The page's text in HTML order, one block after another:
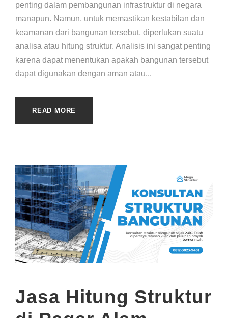
penting dalam pembangunan infrastruktur di negara
manapun. Namun, untuk memastikan kestabilan dan
keamanan dari bangunan tersebut, diperlukan suatu
analisa atau hitung struktur. Analisis ini sangat penting
karena dapat menentukan apakah bangunan tersebut
dapat digunakan dengan aman atau...
READ MORE
Jasa Hitung Struktur